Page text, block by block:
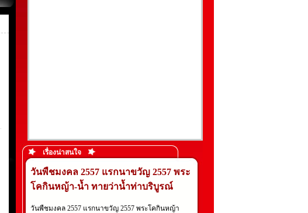
เรื่องน่าสนใจ
วันพืชมงคล 2557 แรกนาขวัญ 2557 พระ
โคกินหญ้า-น้ำ ทายว่าน้ำท่าบริบูรณ์
วันพืชมงคล 2557 แรกนาขวัญ 2557 พระโคกินหญ้า